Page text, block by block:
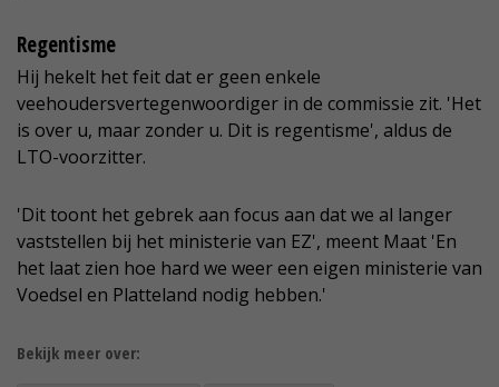
Regentisme
Hij hekelt het feit dat er geen enkele
veehoudersvertegenwoordiger in de commissie zit. 'Het
is over u, maar zonder u. Dit is regentisme', aldus de
LTO-voorzitter.
'Dit toont het gebrek aan focus aan dat we al langer
vaststellen bij het ministerie van EZ', meent Maat 'En
het laat zien hoe hard we weer een eigen ministerie van
Voedsel en Platteland nodig hebben.'
Bekijk meer over: